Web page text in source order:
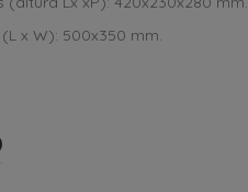
x W): 500x350 mm.